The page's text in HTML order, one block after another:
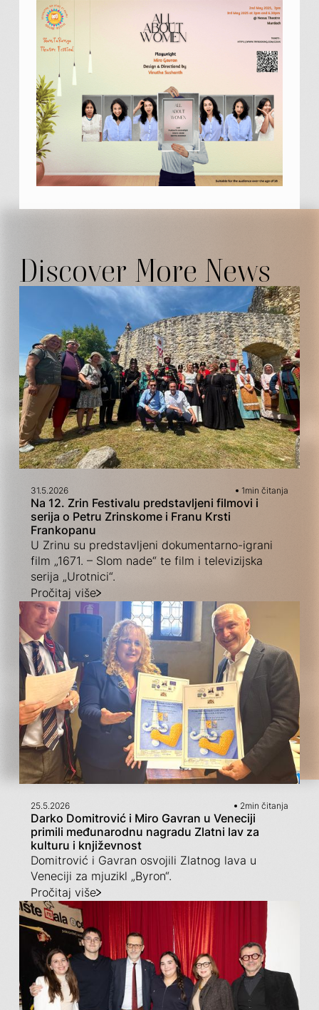
Discover More News
31.5.2026 1min čitanja
Na 12. Zrin Festivalu predstavljeni filmovi i
serija o Petru Zrinskome i Franu Krsti
Frankopanu
U Zrinu su predstavljeni dokumentarno-igrani
film „1671. – Slom nade“ te film i televizijska
serija „Urotnici“.
Pročitaj više
25.5.2026 2min čitanja
Darko Domitrović i Miro Gavran u Veneciji
primili međunarodnu nagradu Zlatni lav za
kulturu i književnost
Domitrović i Gavran osvojili Zlatnog lava u
Veneciji za mjuzikl „Byron“.
Pročitaj više